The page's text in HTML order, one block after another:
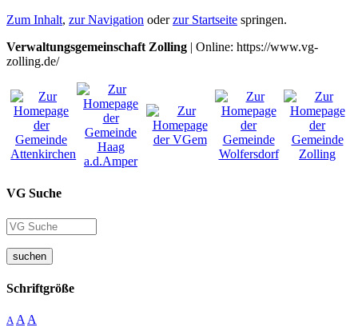
Zum Inhalt, zur Navigation oderzur Startseite springen.
Verwaltungsgemeinschaft Zolling | Online: https://www.vg-
zolling.de/
VG Suche
suchen
Schriftgröße
A A A